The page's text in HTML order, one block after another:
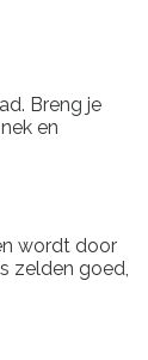
Breng je
en
wordt door
zelden goed,